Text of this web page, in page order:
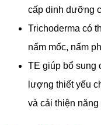
cấp dinh dưỡng
Trichoderma có
nấm mốc, nấm
TE giúp bổ sung
lượng thiết yếu
và cải thiện năng